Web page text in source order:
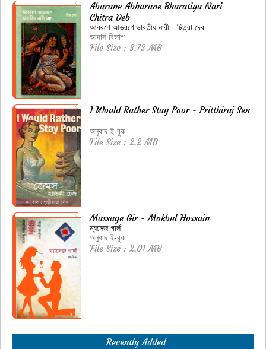
Abarane Abharane Bharatiya Nari -
Chitra Deb
আবরণে আভরণে ভারতীয় নারী - চিত্রা দেব
আদার্স বিভাগ
File Size : 3.73 MB
I Would Rather Stay Poor - Pritthiraj Sen
অনুবাদ ই-বুক
File Size : 2.2 MB
Massage Gir - Mokbul Hossain
ম্যসেজ গার্ল
অনুবাদ ই-বুক
File Size : 2.01 MB
Recently Added